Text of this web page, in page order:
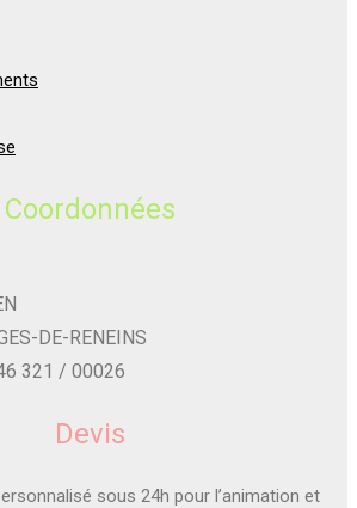
Coordonnées
DE-RENEINS
321 / 00026
Devis
sous 24h pour l’animation et